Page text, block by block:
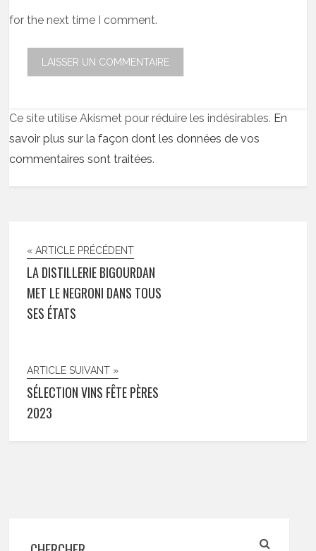
for the next time I comment.
Ce site utilise Akismet pour réduire les indésirables. En
savoir plus sur la façon dont les données de vos
commentaires sont traitées.
« ARTICLE PRÉCÉDENT
LA DISTILLERIE BIGOURDAN
MET LE NEGRONI DANS TOUS
SES ÉTATS
ARTICLE SUIVANT »
SÉLECTION VINS FÊTE PÈRES
2023